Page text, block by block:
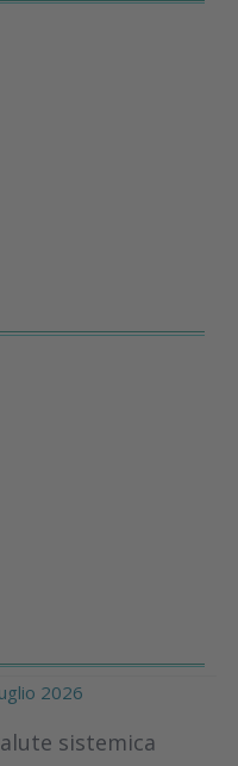
2026
sistemica